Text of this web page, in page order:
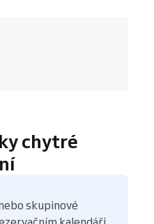
chytré
skupinové